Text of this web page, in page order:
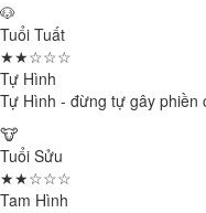
🐶
Tuổi Tuất
★★☆☆☆
Tự Hình
Tự Hình - đừng tự gây phiền
🐮
Tuổi Sửu
★★☆☆☆
Tam Hình